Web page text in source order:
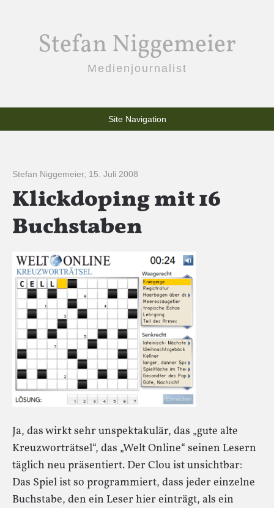
Stefan Niggemeier
Medienjournalist
Site Navigation
Stefan Niggemeier, 15. Juli 2008
Klickdoping mit 16
Buchstaben
Ja, das wirkt sehr unspektakulär, das „gute alte
Kreuzworträtsel“, das „Welt Online“ seinen Lesern
täglich neu präsentiert. Der Clou ist unsichtbar:
Das Spiel ist so programmiert, dass jeder einzelne
Buchstabe, den ein Leser hier einträgt, als ein